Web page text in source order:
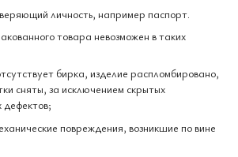
личность, например паспорт.
товара невозможен в таких
бирка, изделие распломбировано,
сняты, за исключением скрытых
дефектов;
повреждения, возникшие по вине